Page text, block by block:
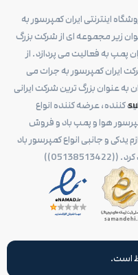
اینترنتی ایران کمپرسور به
زیر مجموعه ای از شرکت بزرگ
پمپ به فعالیت می پردازد. از
ایران کمپرسور به جرات می
به عنوان بزرگ ترین شرکت ایرانی
کننده، عرضه کننده انواع
هوا و پمپ باد و فروش
یدکی و جانبی انواع کمپرسور باد
((05138513422))
است.